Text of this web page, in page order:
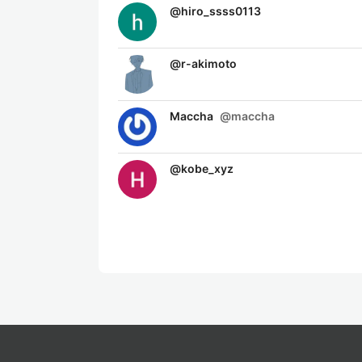
@hiro_ssss0113
@r-akimoto
Maccha @maccha
@kobe_xyz